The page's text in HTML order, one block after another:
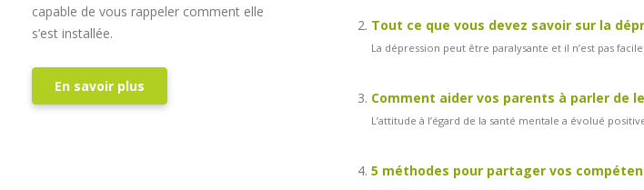
Tout ce que vous devez savoir sur la
La dépression peut être paralysante et il n’est pas
Comment aider vos parents à parler de
L’attitude à l’égard de la santé mentale a évolué
5 méthodes pour partager vos
capable de vous rappeler comment elle
s’est installée.
En savoir plus